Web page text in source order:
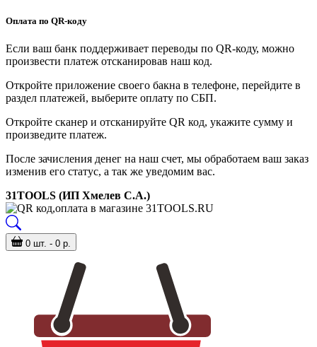
Оплата по QR-коду
Если ваш банк поддерживает переводы по QR-коду, можно
произвести платеж отсканировав наш код.
Откройте приложение своего бакна в телефоне, перейдите в
раздел платежей, выберите оплату по СБП.
Откройте сканер и отсканируйте QR код, укажите сумму и
произведите платеж.
После зачисления денег на наш счет, мы обработаем ваш заказ
изменив его статус, а так же уведомим вас.
31TOOLS (ИП Хмелев С.А.)
0 шт. - 0 р.